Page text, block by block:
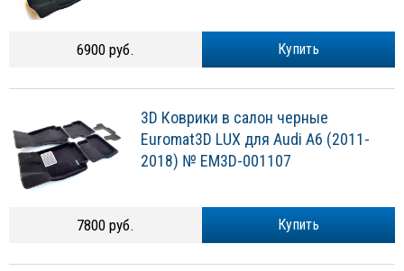
Купить
6900 руб.
3D Коврики в салон черные
Euromat3D LUX для Audi A6 (2011-
2018) № EM3D-001107
Купить
7800 руб.